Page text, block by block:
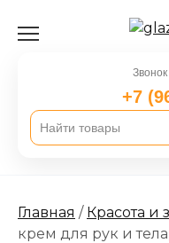
+7
Главная / Красота и
крем для рук и